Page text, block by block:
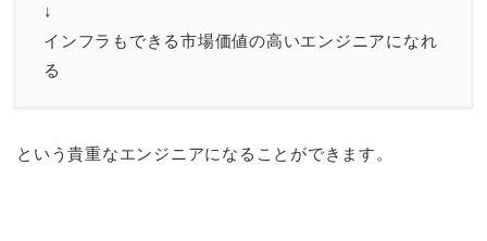
↓
インフラもできる市場価値の高いエンジニアになれ
る
という貴重なエンジニアになることができます。